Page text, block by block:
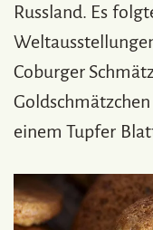
Russland. Es
Coburger
einem Tupfer